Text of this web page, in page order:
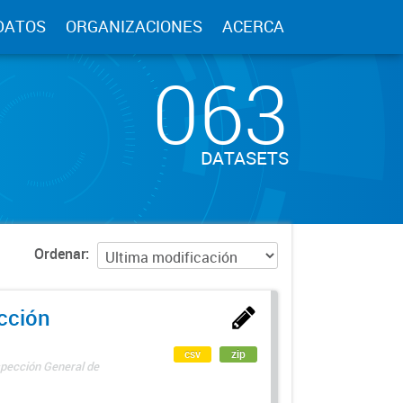
ORGANIZACIONES ACERCA
063
DATASETS
Ordenar
General de
csv zip